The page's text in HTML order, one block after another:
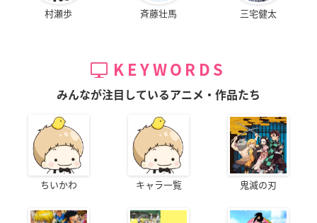
村瀬歩 斉藤壮馬 三宅健太
KEYWORDS
みんなが注目しているアニメ・作品たち
ちいかわ キャラ一覧 鬼滅の刃